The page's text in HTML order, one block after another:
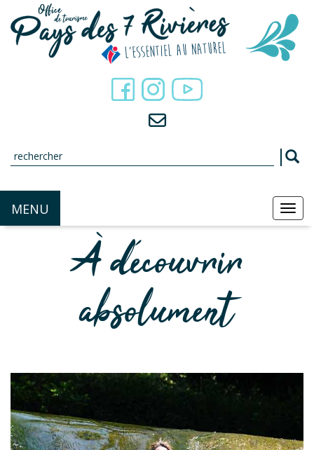
MENU
À découvrir
absolument
Panneau de gestion des cookies